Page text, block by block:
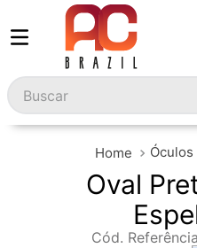
Buscar
Óculos
Oval
Cód. Referência